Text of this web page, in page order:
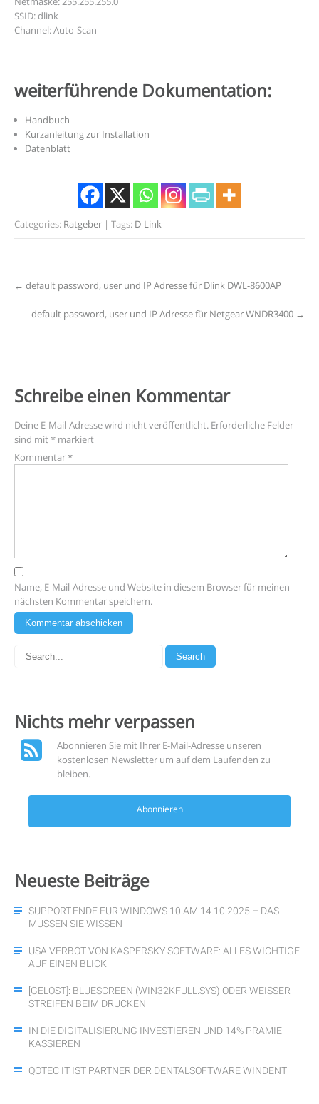
SSID: dlink
Channel: Auto-Scan
weiterführende Dokumentation:
Handbuch
Kurzanleitung zur Installation
Datenblatt
Categories: Ratgeber | Tags: D-Link
Post
navigation
← default password, user und IP Adresse für Dlink DWL-8600AP
default password, user und IP Adresse für Netgear WNDR3400 →
Schreibe einen Kommentar
Deine E-Mail-Adresse wird nicht veröffentlicht. Erforderliche Felder
sind mit* markiert
Kommentar*
Name, E-Mail-Adresse und Website in diesem Browser für meinen
nächsten Kommentar speichern.
Nichts mehrverpassen
Abonnieren Sie mit Ihrer E-Mail-Adresse unseren
kostenlosen Newsletter um auf dem Laufenden zu
bleiben.
Abonnieren
Neueste Beiträge
SUPPORT-ENDE FÜR WINDOWS 10 AM 14.10.2025 – DAS
MÜSSEN SIE WISSEN
USA VERBOT VON KASPERSKY SOFTWARE: ALLES WICHTIGE
AUF EINEN BLICK
[GELÖST]: BLUESCREEN (WIN32KFULL.SYS) ODER WEISSER S
TREIFEN BEIM DRUCKEN
IN DIE DIGITALISIERUNG INVESTIEREN UND 14% PRÄMIE
KASSIEREN
QOTEC IT IST PARTNER DER DENTALSOFTWARE WINDENT